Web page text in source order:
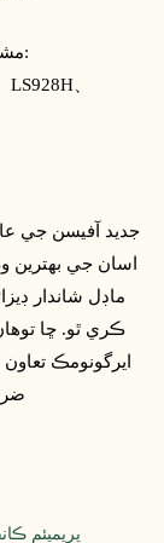
مشهور ماڊل:
LS928H、